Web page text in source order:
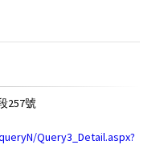
257號
Query3_Detail.aspx?